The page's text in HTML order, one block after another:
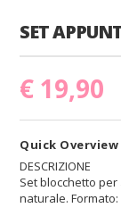
SET
€ 19,90
Quick Overview
DESCRIZIONE
Set blocchetto
naturale. Formato: